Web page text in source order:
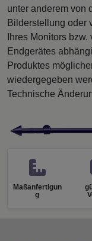
unter anderem von
Bilderstellung oder
Ihres Monitors
Endgerätes
Produktes
wiedergegeben
Technische
Maßanfertigun
g